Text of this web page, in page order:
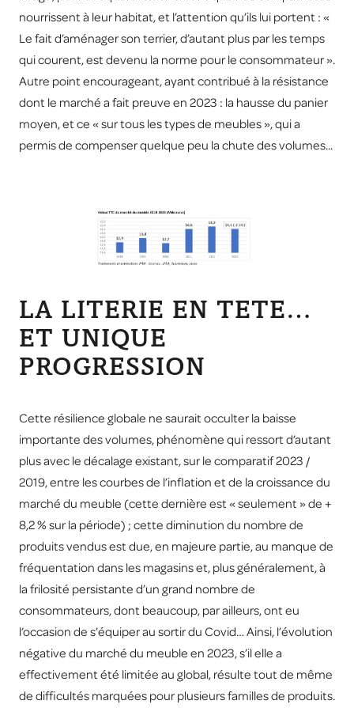
nourrissent à leur habitat, et l’attention qu’ils lui portent : «
Le fait d’aménager son terrier, d’autant plus par les temps
qui courent, est devenu la norme pour le consommateur ».
Autre point encourageant, ayant contribué à la résistance
dont le marché a fait preuve en 2023 : la hausse du panier
moyen, et ce « sur tous les types de meubles », qui a
permis de compenser quelque peu la chute des volumes...
LA LITERIE EN TETE…
ET UNIQUE
PROGRESSION
Cette résilience globale ne saurait occulter la baisse
importante des volumes, phénomène qui ressort d’autant
plus avec le décalage existant, sur le comparatif 2023 /
2019, entre les courbes de l’inflation et de la croissance du
marché du meuble (cette dernière est « seulement » de +
8,2 % sur la période) ; cette diminution du nombre de
produits vendus est due, en majeure partie, au manque de
fréquentation dans les magasins et, plus généralement, à
la frilosité persistante d’un grand nombre de
consommateurs, dont beaucoup, par ailleurs, ont eu
l’occasion de s’équiper au sortir du Covid… Ainsi, l’évolution
négative du marché du meuble en 2023, s’il elle a
effectivement été limitée au global, résulte tout de même
de difficultés marquées pour plusieurs familles de produits.